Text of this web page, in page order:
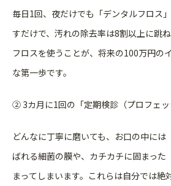
毎日1回、夜だけでも「デンタルフロス
すだけで、汚れの除去率は8割以上に跳
フロスを使うことが、将来の100万円の
な第一歩です。
② 3カ月に1回の「定期検診（プロフェッ
どんなに丁寧に磨いても、お口の中には
ばれる細菌の膜や、カチカチに固まった
まってしまいます。これらは自分では絶